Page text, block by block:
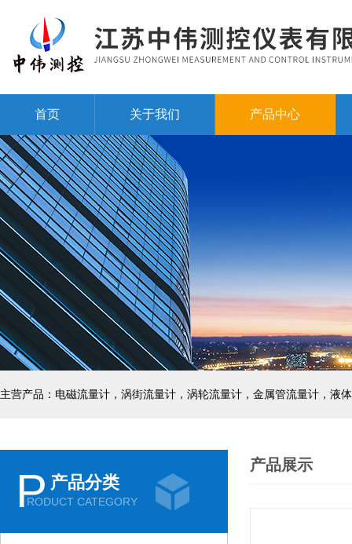
首页 关于我们 产品中心
主营产品：电磁流量计，涡街流量计，涡轮流量计，金属管流量计，液
P 产品分类
RODUCT CATEGORY
产品展示